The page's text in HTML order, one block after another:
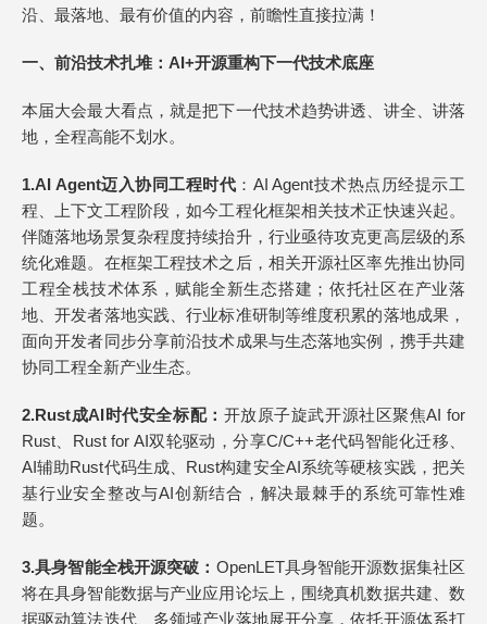
沿、最落地、最有价值的内容，前瞻性直接拉满！
一、 前沿技术扎堆：AI+开源重构下一代技术底座
本届大会最大看点，就是把下一代技术趋势讲透、讲全、讲落
地，全程高能不划水。
1.AI Agent迈入协同工程时代 ：AI Agent技术热点历经提示工
程、上下文工程阶段，如今工程化框架相关技术正快速兴起。
伴随落地场景复杂程度持续抬升，行业亟待攻克更高层级的系
统化难题。在框架工程技术之后，相关开源社区率先推出协同
工程全栈技术体系，赋能全新生态搭建；依托社区在产业落
地、开发者落地实践、行业标准研制等维度积累的落地成果，
面向开发者同步分享前沿技术成果与生态落地实例，携手共建
协同工程全新产业生态。
2.Rust成AI时代安全标配： 开放原子旋武开源社区聚焦AI for
Rust、Rust for AI双轮驱动，分享C/C++老代码智能化迁移、
AI辅助Rust代码生成、Rust构建安全AI系统等硬核实践，把关
基行业安全整改与AI创新结合，解决最棘手的系统可靠性难
题。
3.具身智能全栈开源突破 ： OpenLET具身智能开源数据集社区
将在具身智能数据与产业应用论坛上，围绕真机数据共建、数
据驱动算法迭代、多领域产业落地展开分享，依托开源体系打